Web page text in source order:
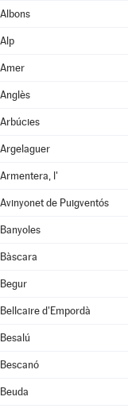
Albons
Alp
Amer
Anglès
Arbúcies
Argelaguer
Armentera, l'
Avinyonet de Puigventós
Banyoles
Bàscara
Begur
Bellcaire d'Empordà
Besalú
Bescanó
Beuda